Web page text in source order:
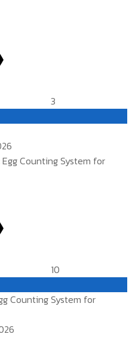
3
10
Counting System for